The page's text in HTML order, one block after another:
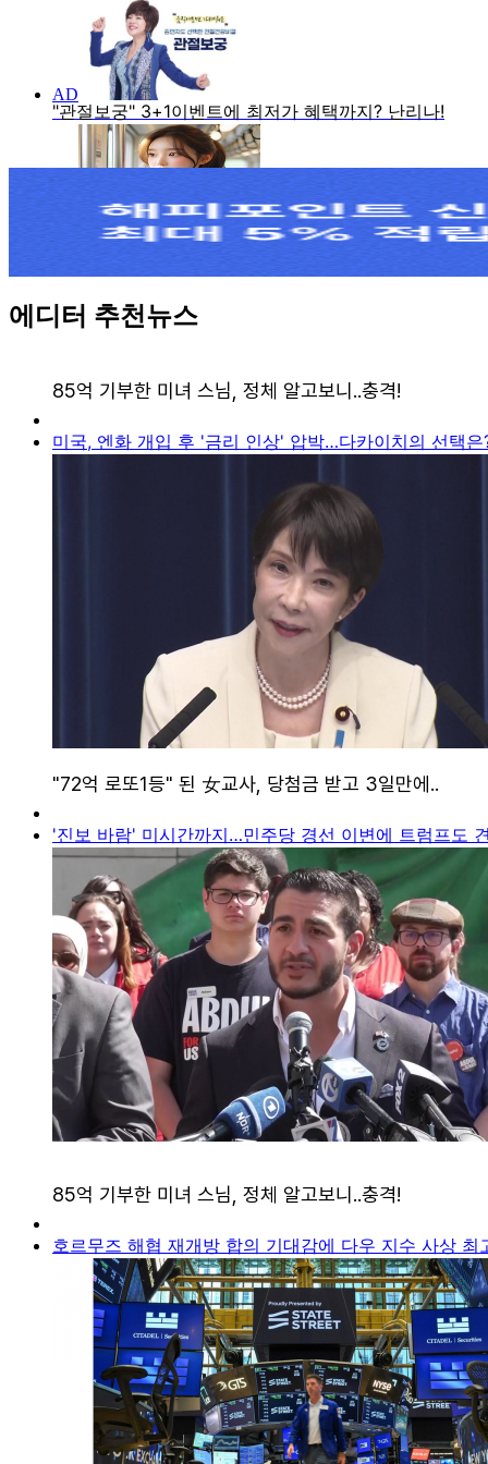
에디터 추천뉴스
미국, 엔화 개입 후 '금리 인상' 압박…다카이치의 선택은
'진보 바람' 미시간까지…민주당 경선 이변에 트럼프도
호르무즈 해협 재개방 합의 기대감에 다우 지수 사상 최